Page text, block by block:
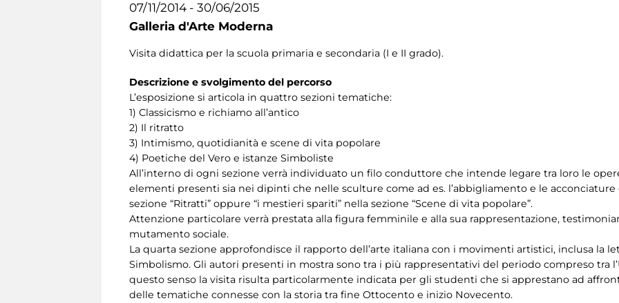
07/11/2014 - 30/06/2015
Galleria d'Arte Moderna
Visita didattica per la scuola primaria e secondaria (I e II grado).
Descrizione e svolgimento del percorso
L’esposizione si articola in quattro sezioni tematiche:
1) Classicismo e richiamo all’antico
2) Il ritratto
3) Intimismo, quotidianità e scene di vita popolare
4) Poetiche del Vero e istanze Simboliste
All’interno di ogni sezione verrà individuato un filo conduttore che intende legare tra loro le
elementi presenti sia nei dipinti che nelle sculture come ad es. l’abbigliamento e le acconciature
sezione “Ritratti” oppure “i mestieri spariti” nella sezione “Scene di vita popolare”.
Attenzione particolare verrà prestata alla figura femminile e alla sua rappresentazione,
mutamento sociale.
La quarta sezione approfondisce il rapporto dell’arte italiana con i movimenti artistici, inclusa la
Simbolismo. Gli autori presenti in mostra sono tra i più rappresentativi del periodo compreso tra
questo senso la visita risulta particolarmente indicata per gli studenti che si apprestano ad
delle tematiche connesse con la storia tra fine Ottocento e inizio Novecento.